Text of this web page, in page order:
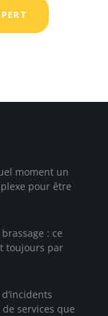
moment un
pour être
: ce
toujours par
services que